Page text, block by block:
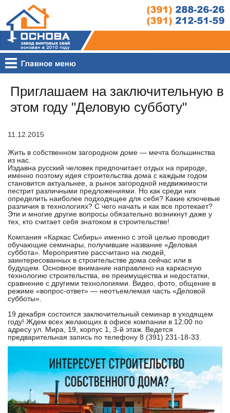
Приглашаем на заключительную в
этом году "Деловую субботу"
11.12.2015
Жить в собственном загородном доме — мечта большинства
из нас.
Издавна русский человек предпочитает отдых на природе,
именно поэтому идея строительства дома с каждым годом
становится актуальнее, а рынок загородной недвижимости
пестрит различными предложениями. Но как среди них
определить наиболее подходящее для себя? Какие ключевые
различия в технологиях? С чего начать и как все протекает?
Эти и многие другие вопросы обязательно возникнут даже у
тех, кто считает себя знатоком в строительстве!
Компания «Каркас Сибирь» именно с этой целью проводит
обучающие семинары, получившие название «Деловая
суббота». Мероприятие рассчитано на людей,
заинтересованных в строительстве дома сейчас или в
будущем. Основное внимание направлено на каркасную
технологию строительства, ее преимущества и недостатки,
сравнение с другими технологиями. Видео, фото, общение в
режиме «вопрос-ответ» — неотъемлемая часть «Деловой
субботы».
19 декабря состоится заключительный семинар в уходящем
году! Ждем всех желающих в офисе компании в 12:00 по
адресу ул. Мира, 19, корпус 1, 3-й этаж. Ведется
предварительная запись по телефону 8 (391) 231-18-33.